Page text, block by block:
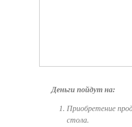
Деньги пойдут на:
Приобретение
стола.